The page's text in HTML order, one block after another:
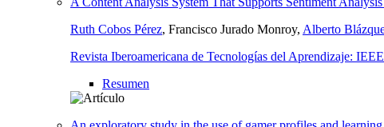
Ruth Cobos Pérez, Francisco Jurado Monroy, Alberto
Revista Iberoamericana de Tecnologías del Aprendizaje:
Resumen